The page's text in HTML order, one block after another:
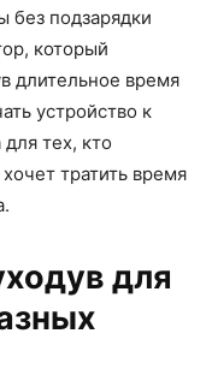
без подзарядки
который
длительное время
устройство к
тех, кто
тратить время
для